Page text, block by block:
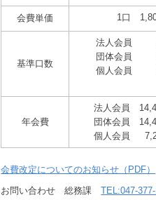
会費単価 1口
基準口数
法人会員
団体会員
個人会員
年会費
法人会員
団体会員
個人会員
会費改定についてのお知らせ（PDF）
お問い合わせ 総務課TEL:047-